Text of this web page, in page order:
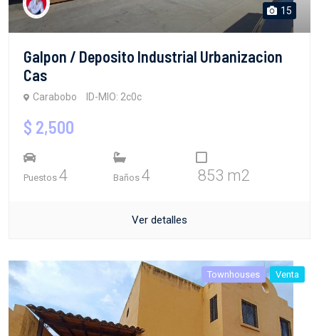
15
Galpon / Deposito Industrial Urbanizacion
Cas
Carabobo ID-MIO: 2c0c
$ 2,500
Puestos 4 Baños 4 853 m2
Ver detalles
Townhouses Venta